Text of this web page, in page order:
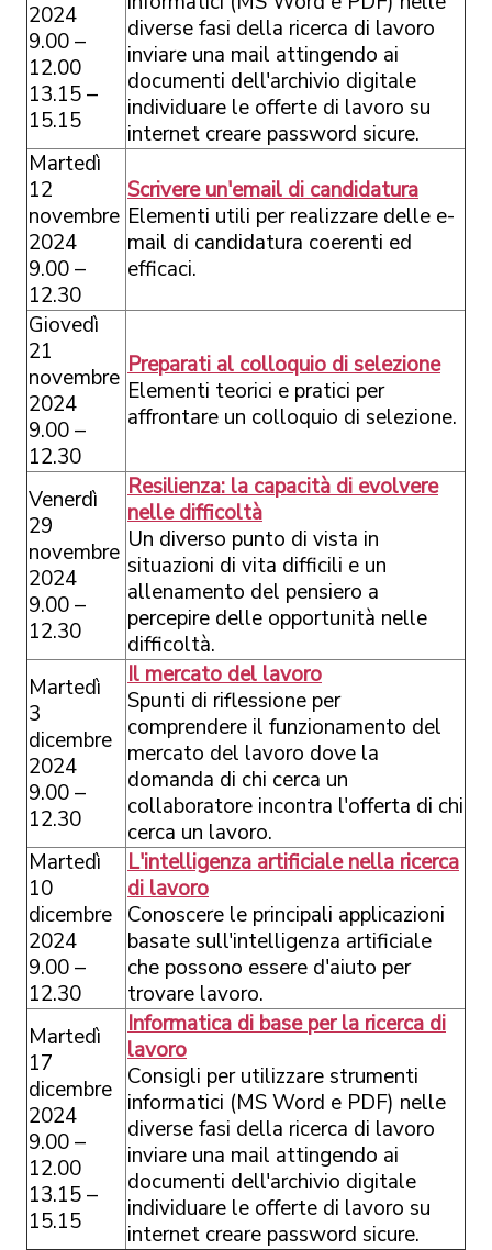
2024
9.00 –
12.00
13.15 –
15.15
diverse fasi della ricerca di lavoro
inviare una mail attingendo ai
documenti dell'archivio digitale
individuare le offerte di lavoro su
internet creare password sicure.
Martedì
12
novembre
2024
9.00 –
12.30
Scrivere un'email di candidatura
Elementi utili per realizzare delle e-
mail di candidatura coerenti ed
efficaci.
Giovedì
21
novembre
2024
9.00 –
12.30
Preparati al colloquio di selezione
Elementi teorici e pratici per
affrontare un colloquio di selezione.
Venerdì
29
novembre
2024
9.00 –
12.30
Resilienza: la capacità di evolvere
nelle difficoltà
Un diverso punto di vista in
situazioni di vita difficili e un
allenamento del pensiero a
percepire delle opportunità nelle
difficoltà.
Martedì
3
dicembre
2024
9.00 –
12.30
Il mercato del lavoro
Spunti di riflessione per
comprendere il funzionamento del
mercato del lavoro dove la
domanda di chi cerca un
collaboratore incontra l'offerta di chi
cerca un lavoro.
Martedì
10
dicembre
2024
9.00 –
12.30
L'intelligenza artificiale nella ricerca
di lavoro
Conoscere le principali applicazioni
basate sull'intelligenza artificiale
che possono essere d'aiuto per
trovare lavoro.
Martedì
17
dicembre
2024
9.00 –
12.00
13.15 –
15.15
Informatica di base per la ricerca di
lavoro
Consigli per utilizzare strumenti
informatici (MS Word e PDF) nelle
diverse fasi della ricerca di lavoro
inviare una mail attingendo ai
documenti dell'archivio digitale
individuare le offerte di lavoro su
internet creare password sicure.